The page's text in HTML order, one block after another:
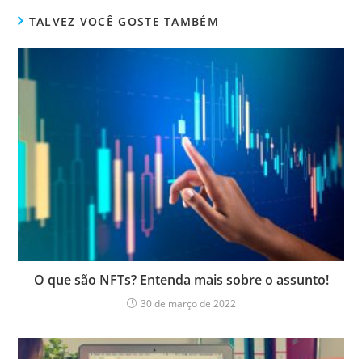
TALVEZ VOCÊ GOSTE TAMBÉM
O que são NFTs? Entenda mais sobre o assunto!
30 de março de 2022